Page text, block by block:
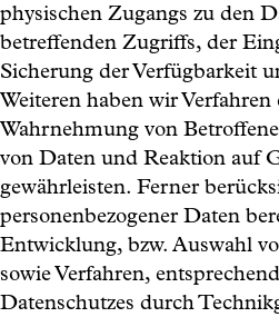
physischen Zugangs zu den
betreffenden Zugriffs, der
Sicherung der Verfügbarkeit
Weiteren haben wir
Wahrnehmung von
von Daten und Reaktion auf
gewährleisten. Ferner
personenbezogener Daten
Entwicklung, bzw. Auswahl
sowie Verfahren,
Datenschutzes durch